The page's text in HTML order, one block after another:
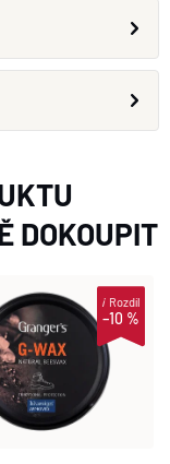
DOKOUPIT
–10 %
iRozdíl